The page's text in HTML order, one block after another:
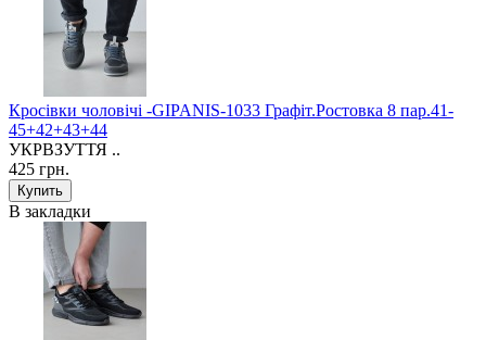
Кросівки чоловічі -GIPANIS-1033 Графіт.Ростовка 8 пар.41-
45+42+43+44
УКРВЗУТТЯ ..
425 грн.
В закладки